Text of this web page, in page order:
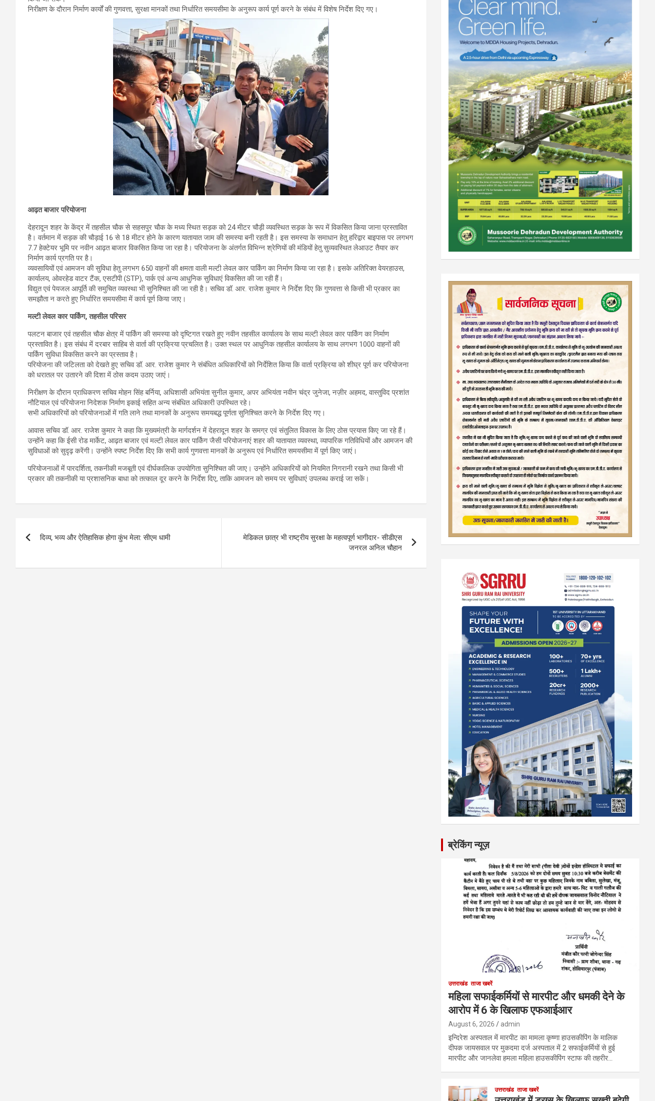
निरीक्षण के दौरान निर्माण कार्यों की गुणवत्ता, सुरक्षा मानकों तथा निर्धारित समयसीमा के अनुरूप कार्य पूर्ण करने के संबंध में विशेष निर्देश दिए गए।
आढ़त बाजार परियोजना
देहरादून शहर के केंद्र में तहसील चौक से सहसपुर चौक के मध्य स्थित सड़क को 24 मीटर चौड़ी व्यवस्थित सड़क के रूप में विकसित किया जाना प्रस्तावित
है। वर्तमान में सड़क की चौड़ाई 16 से 18 मीटर होने के कारण यातायात जाम की समस्या बनी रहती है। इस समस्या के समाधान हेतु हरिद्वार बाइपास पर लगभग
7.7 हेक्टेयर भूमि पर नवीन आढ़त बाजार विकसित किया जा रहा है। परियोजना के अंतर्गत विभिन्न श्रेणियों की मंडियों हेतु सुव्यवस्थित लेआउट तैयार कर
निर्माण कार्य प्रगति पर है।
व्यवसायियों एवं आमजन की सुविधा हेतु लगभग 650 वाहनों की क्षमता वाली मल्टी लेवल कार पार्किंग का निर्माण किया जा रहा है। इसके अतिरिक्त वेयरहाउस,
कार्यालय, ओवरहेड वाटर टैंक, एसटीपी (STP), पार्क एवं अन्य आधुनिक सुविधाएं विकसित की जा रही हैं।
विद्युत एवं पेयजल आपूर्ति की समुचित व्यवस्था भी सुनिश्चित की जा रही है। सचिव डॉ. आर. राजेश कुमार ने निर्देश दिए कि गुणवत्ता से किसी भी प्रकार का
समझौता न करते हुए निर्धारित समयसीमा में कार्य पूर्ण किया जाए।
मल्टी लेवल कार पार्किंग, तहसील परिसर
पलटन बाजार एवं तहसील चौक क्षेत्र में पार्किंग की समस्या को दृष्टिगत रखते हुए नवीन तहसील कार्यालय के साथ मल्टी लेवल कार पार्किंग का निर्माण
प्रस्तावित है। इस संबंध में दरबार साहिब से वार्ता की प्रक्रिया प्रचलित है। उक्त स्थल पर आधुनिक तहसील कार्यालय के साथ लगभग 1000 वाहनों की
पार्किंग सुविधा विकसित करने का प्रस्ताव है।
परियोजना की जटिलता को देखते हुए सचिव डॉ. आर. राजेश कुमार ने संबंधित अधिकारियों को निर्देशित किया कि वार्ता प्रक्रिया को शीघ्र पूर्ण कर परियोजना
को धरातल पर उतारने की दिशा में ठोस कदम उठाए जाएं।
निरीक्षण के दौरान प्राधिकरण सचिव मोहन सिंह बर्निया, अधिशासी अभियंता सुनील कुमार, अपर अभियंता नवीन चंद्र जुनेजा, नज़ीर अहमद, वास्तुविद प्रशांत
नौटियाल एवं परियोजना निदेशक निर्माण इकाई सहित अन्य संबंधित अधिकारी उपस्थित रहे।
सभी अधिकारियों को परियोजनाओं में गति लाने तथा मानकों के अनुरूप समयबद्ध पूर्णता सुनिश्चित करने के निर्देश दिए गए।
आवास सचिव डॉ. आर. राजेश कुमार ने कहा कि मुख्यमंत्री के मार्गदर्शन में देहरादून शहर के समग्र एवं संतुलित विकास के लिए ठोस प्रयास किए जा रहे हैं।
उन्होंने कहा कि ईसी रोड मार्केट, आढ़त बाजार एवं मल्टी लेवल कार पार्किंग जैसी परियोजनाएं शहर की यातायात व्यवस्था, व्यापारिक गतिविधियों और आमजन की
सुविधाओं को सुदृढ़ करेंगी। उन्होंने स्पष्ट निर्देश दिए कि सभी कार्य गुणवत्ता मानकों के अनुरूप एवं निर्धारित समयसीमा में पूर्ण किए जाएं।
परियोजनाओं में पारदर्शिता, तकनीकी मजबूती एवं दीर्घकालिक उपयोगिता सुनिश्चित की जाए। उन्होंने अधिकारियों को नियमित निगरानी रखने तथा किसी भी
प्रकार की तकनीकी या प्रशासनिक बाधा को तत्काल दूर करने के निर्देश दिए, ताकि आमजन को समय पर सुविधाएं उपलब्ध कराई जा सकें।
navigation
दिव्य, भव्य और ऐतिहासिक होगा कुंभ मेला: सीएम धामी
मेडिकल छात्र भी राष्ट्रीय सुरक्षा के महत्वपूर्ण भागीदार- सीडीएस
जनरल अनिल चौहान
ब्रेकिंग न्यूज़
उत्तराखंड ताजा खबरें
महिला सफाईकर्मियों से मारपीट और धमकी देने के
आरोप में 6 के खिलाफ एफआईआर
August 6, 2026 admin
इन्दिरेश अस्पताल में मारपीट का मामला कृष्णा हाउसकीपिंग के मालिक
दीपक जायसवाल पर मुकदमा दर्ज अस्पताल में 2 सफाईकर्मियों से हुई
मारपीट और जानलेवा हमला महिला हाउसकीपिंग स्टाफ की तहरीर…
उत्तराखंड ताजा खबरें